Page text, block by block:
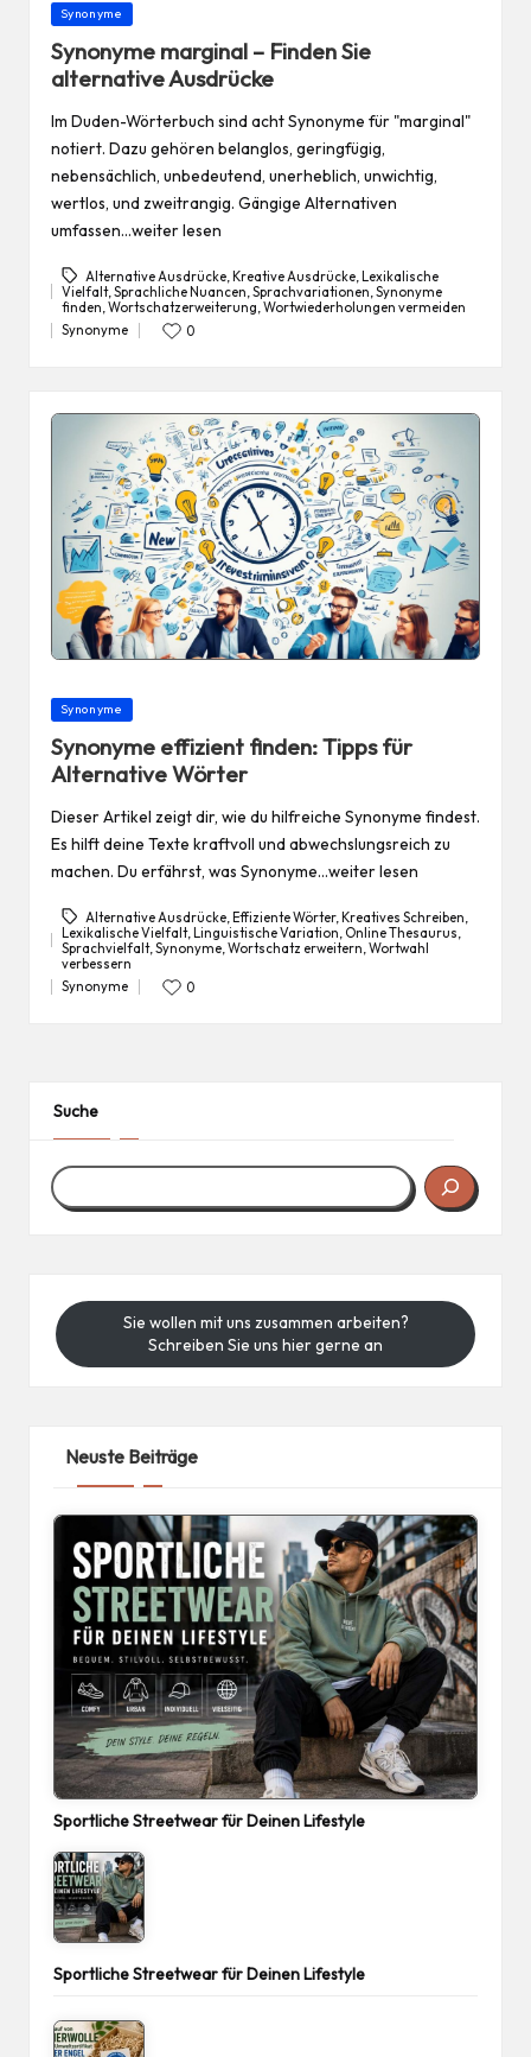
Posted
Synonyme
Synonyme marginal – Finden Sie
alternative Ausdrücke
Im Duden-Wörterbuch sind acht Synonyme für "marginal"
notiert. Dazu gehören belanglos, geringfügig,
nebensächlich, unbedeutend, unerheblich, unwichtig,
wertlos, und zweitrangig. Gängige Alternativen
umfassen…weiter lesen
Tags:
Alternative Ausdrücke, Kreative Ausdrücke, Lexikalische
Vielfalt, Sprachliche Nuancen Sprachvariationen Synonyme
finden Wortschatzerweiterung Wortwiederholungen vermeiden
Posted
Synonyme 0
Posted
Synonyme
Synonyme effizient finden: Tipps für
Alternative Wörter
Dieser Artikel zeigt dir, wie du hilfreiche Synonyme findest.
Es hilft deine Texte kraftvoll und abwechslungsreich zu
machen. Du erfährst, was Synonyme…weiter lesen
Tags:
Alternative Ausdrücke,Effiziente Wörter,Kreatives Schreiben,
Lexikalische Vielfalt,Linguistische Variation, Online Thesaurus,
Sprachvielfalt,Synonyme,Wortschatz erweitern,Wortwahl
verbessern
Posted
Synonyme 0
Suche
Sie wollen mit uns zusammen arbeiten?
Schreiben Sie uns hier gerne an
Neuste Beiträge
Sportliche Streetwear für Deinen Lifestyle
Sportliche Streetwear für Deinen Lifestyle